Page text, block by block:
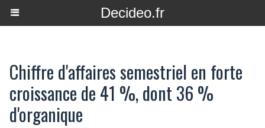
Decideo.fr
Chiffre d'affaires semestriel en forte
croissance de 41 %, dont 36 %
d'organique